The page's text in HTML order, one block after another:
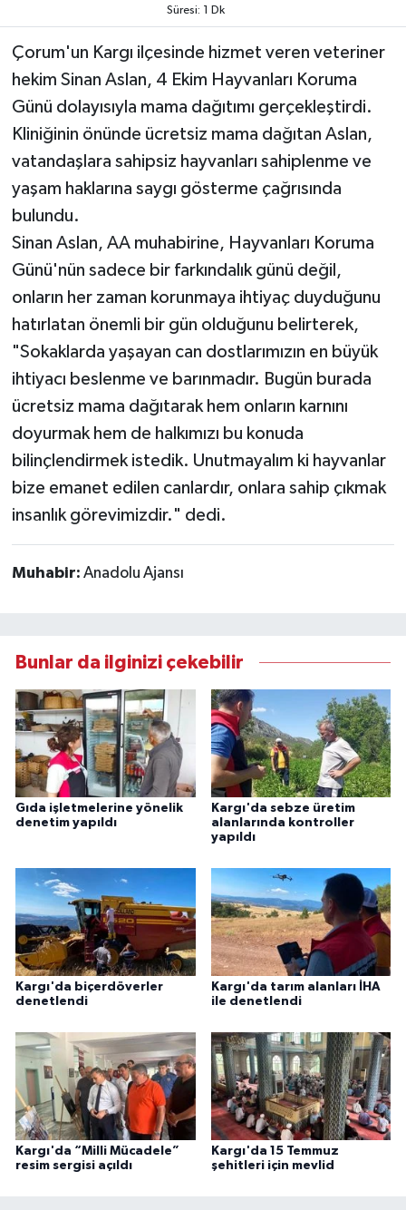
Süresi: 1 Dk
Çorum'un Kargı ilçesinde hizmet veren veteriner
hekim Sinan Aslan, 4 Ekim Hayvanları Koruma
Günü dolayısıyla mama dağıtımı gerçekleştirdi.
Kliniğinin önünde ücretsiz mama dağıtan Aslan,
vatandaşlara sahipsiz hayvanları sahiplenme ve
yaşam haklarına saygı gösterme çağrısında
bulundu.
Sinan Aslan, AA muhabirine, Hayvanları Koruma
Günü'nün sadece bir farkındalık günü değil,
onların her zaman korunmaya ihtiyaç duyduğunu
hatırlatan önemli bir gün olduğunu belirterek,
"Sokaklarda yaşayan can dostlarımızın en büyük
ihtiyacı beslenme ve barınmadır. Bugün burada
ücretsiz mama dağıtarak hem onların karnını
doyurmak hem de halkımızı bu konuda
bilinçlendirmek istedik. Unutmayalım ki hayvanlar
bize emanet edilen canlardır, onlara sahip çıkmak
insanlık görevimizdir." dedi.
Muhabir: Anadolu Ajansı
Bunlar da ilginizi çekebilir
Gıda işletmelerine yönelik
denetim yapıldı
Kargı'da sebze üretim
alanlarında kontroller
yapıldı
Kargı'da biçerdöverler
denetlendi
Kargı'da tarım alanları İHA
ile denetlendi
Kargı'da “Milli Mücadele”
resim sergisi açıldı
Kargı'da 15 Temmuz
şehitleri için mevlid
Oğuzlar
Ortaköy
Osmancık
Sungurlu
Uğurludağ
Sağlık